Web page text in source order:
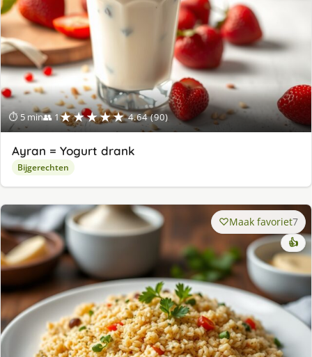
⏱ 5 min👥 1★★★★★ 4.64 (90)
Ayran = Yogurt drank
Bijgerechten
Maak favoriet7
👍